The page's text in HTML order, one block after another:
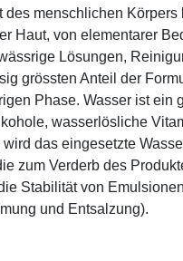
des menschlichen
Haut, von elementarer
Lösungen,
grössten Anteil der
Phase. Wasser ist ein
wasserlösliche
das eingesetzte
zum Verderb des
Stabilität von
und Entsalzung).